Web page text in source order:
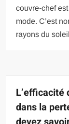
couvre-chef
mode. C’est
rayons du
L’efficacité
dans la